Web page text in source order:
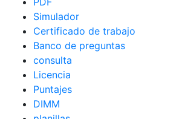
Simulador
Certificado de trabajo
Banco de preguntas
consulta
Licencia
Puntajes
DIMM